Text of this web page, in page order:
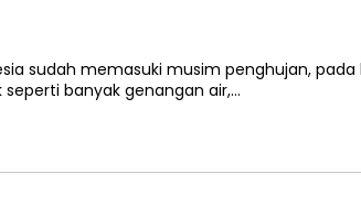
sudah memasuki musim penghujan, pada
banyak genangan air,…